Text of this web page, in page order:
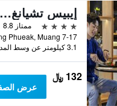
إيبيس تشيانغ ماي نيمان جورنيوب
4 نجوم
ممتاز 8.8
3.1 كيلومتر عن وسط المدينة
132 ﷼
عرض